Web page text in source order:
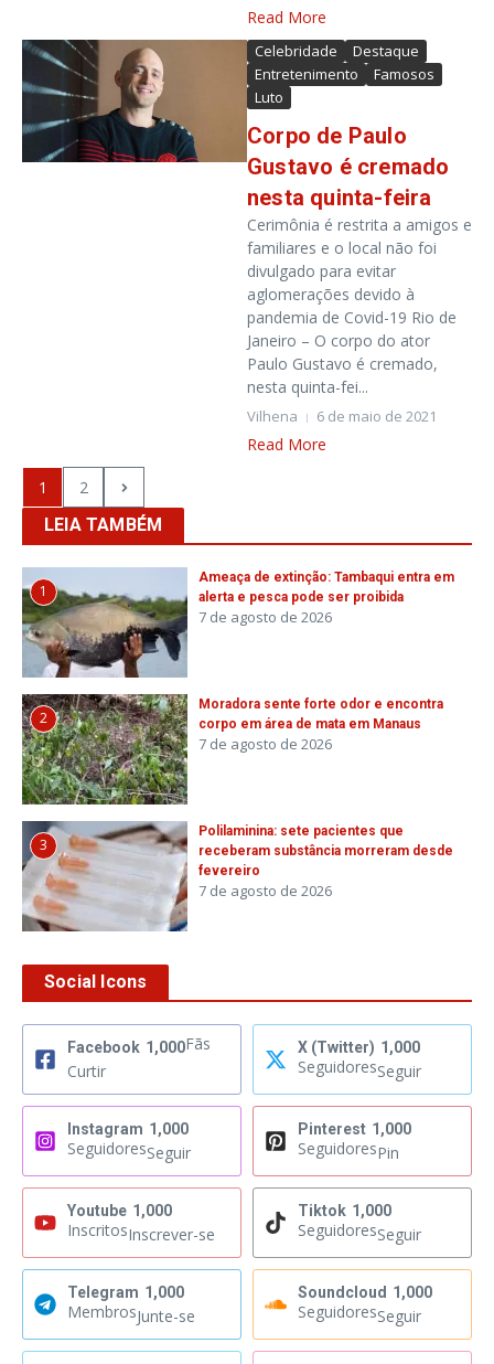
Read More
Celebridade
Destaque
Entretenimento
Famosos
Luto
Corpo de Paulo
Gustavo é cremado
nesta quinta-feira
Cerimônia é restrita a amigos e
familiares e o local não foi
divulgado para evitar
aglomerações devido à
pandemia de Covid-19 Rio de
Janeiro – O corpo do ator
Paulo Gustavo é cremado,
nesta quinta-fei...
Vilhena 6 de maio de 2021
Read More
1
2
LEIA TAMBÉM
1
Ameaça de extinção: Tambaqui entra em
alerta e pesca pode ser proibida
7 de agosto de 2026
2
Moradora sente forte odor e encontra
corpo em área de mata em Manaus
7 de agosto de 2026
3
Polilaminina: sete pacientes que
receberam substância morreram desde
fevereiro
7 de agosto de 2026
Social Icons
Facebook 1,000Fãs
Curtir
X (Twitter) 1,000
SeguidoresSeguir
Instagram 1,000
SeguidoresSeguir
Pinterest 1,000
SeguidoresPin
Youtube 1,000
InscritosInscrever-se
Tiktok 1,000
SeguidoresSeguir
Telegram 1,000
MembrosJunte-se
Soundcloud 1,000
SeguidoresSeguir